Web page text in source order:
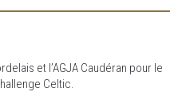
et l’AGJA Caudéran pour le
Celtic.